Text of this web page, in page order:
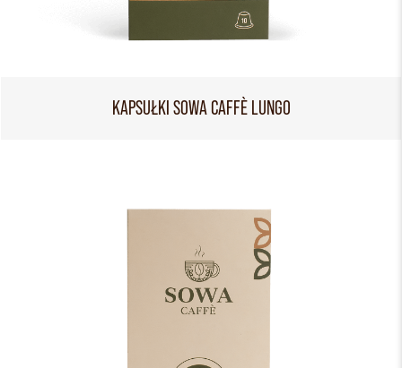
KAPSUŁKI SOWA CAFFÈ LUNGO